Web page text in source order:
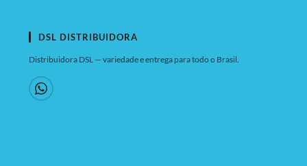
DSL DISTRIBUIDORA
Distribuidora DSL — variedade e entrega para todo o Brasil.